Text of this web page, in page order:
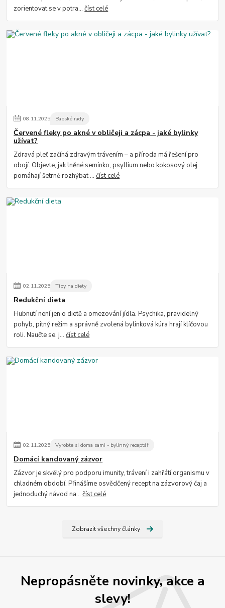
zorientovat se v potra...číst celé
08.11.2025 Babské rady
Červené fleky po akné v obličeji a zácpa - jaké bylinky
užívat?
Zdravá pleť začíná zdravým trávením – a příroda má řešení pro
obojí. Objevte, jak lněné semínko, psyllium nebo kokosový olej
pomáhají šetrně rozhýbat ...číst celé
02.11.2025 Tipy na diety
Redukční dieta
Hubnutí není jen o dietě a omezování jídla. Psychika, pravidelný
pohyb, pitný režim a správně zvolená bylinková kúra hrají klíčovou
roli. Naučte se, j...číst celé
02.11.2025 Vyrobte si doma sami - bylinný receptář
Domácí kandovaný zázvor
Zázvor je skvělý pro podporu imunity, trávení i zahřátí organismu v
chladném období. Přinášíme osvědčený recept na zázvorový čaj a
jednoduchý návod na...číst celé
Zobrazit všechny články
Nepropásněte novinky, akce a
slevy!